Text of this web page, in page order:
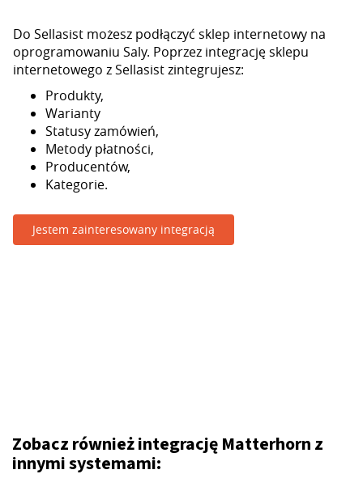
Do Sellasist możesz podłączyć sklep internetowy na
oprogramowaniu Saly. Poprzez integrację sklepu
internetowego z Sellasist zintegrujesz:
Produkty,
Warianty
Statusy zamówień,
Metody płatności,
Producentów,
Kategorie.
Jestem zainteresowany integracją
Zobacz również integrację Matterhorn z
innymi systemami: